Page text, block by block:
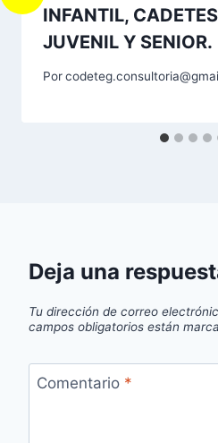
INFANTIL,
JUVENIL Y SENIOR.
Por
Deja una
Tu dirección de correo
campos obligatorios están
Comentario *